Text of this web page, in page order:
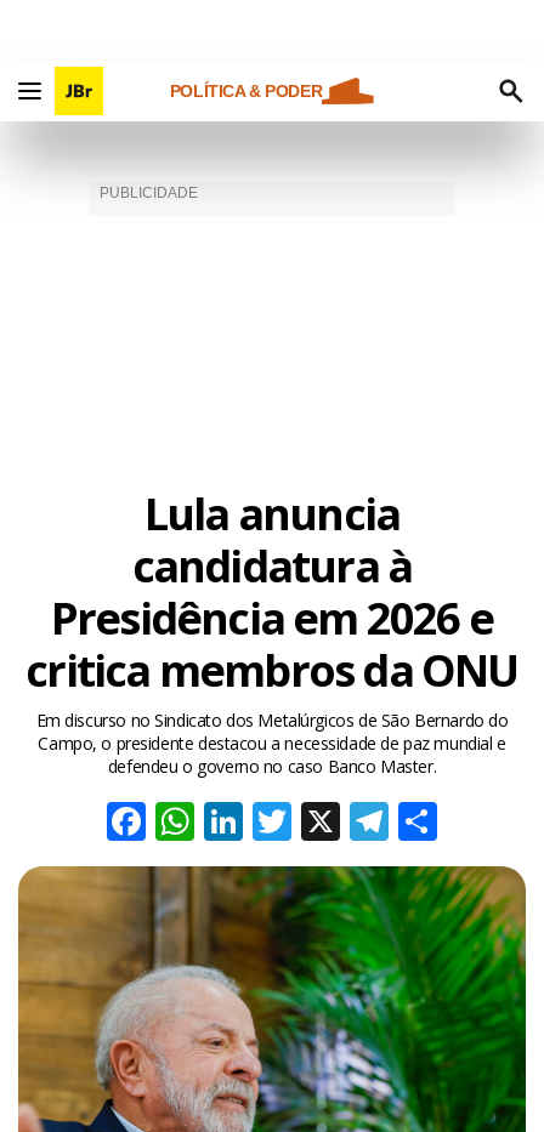
POLÍTICA & PODER
Lula anuncia
candidatura à
Presidência em 2026 e
critica membros da ONU
Em discurso no Sindicato dos Metalúrgicos de São Bernardo do
Campo, o presidente destacou a necessidade de paz mundial e
defendeu o governo no caso Banco Master.
Facebook
WhatsApp
LinkedIn
Twitter
X